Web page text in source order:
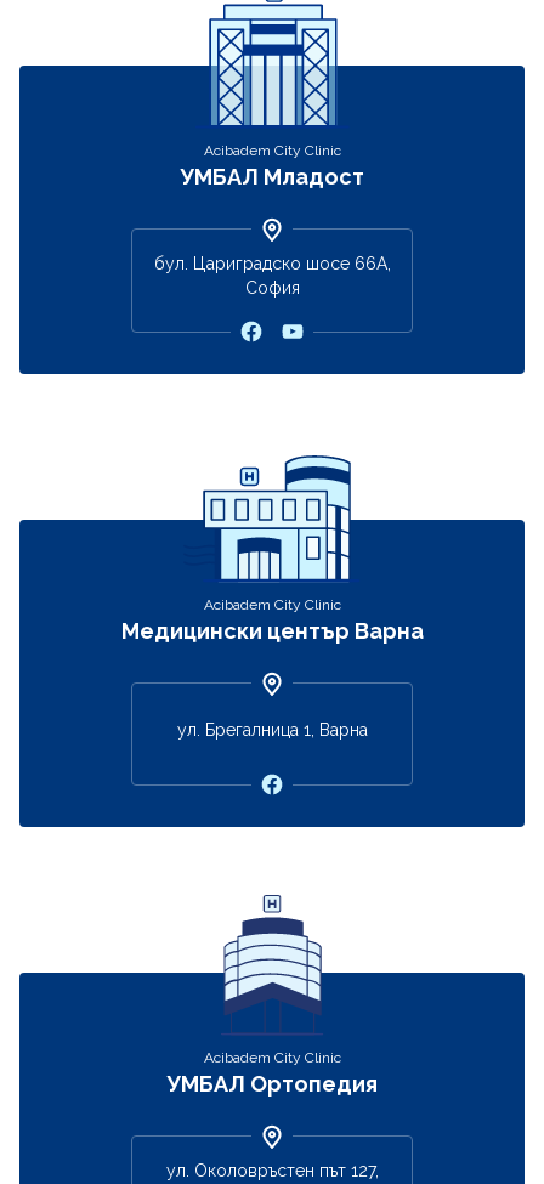
Acibadem City Clinic
УМБАЛ Младост
бул. Цариградско шосе 66А,
София
Acibadem City Clinic
Медицински център Варна
ул. Брегалница 1, Варна
Acibadem City Clinic
УМБАЛ Ортопедия
ул. Околовръстен път 127,